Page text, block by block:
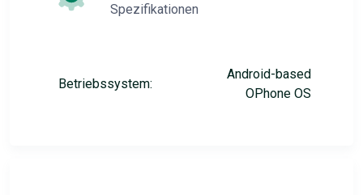
Spezifikationen
Betriebssystem:
Android-based
OPhone OS